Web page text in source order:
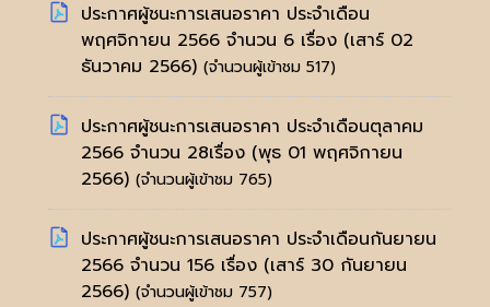
ประกาศผู้ชนะการเสนอราคา ประจำเดือน
พฤศจิกายน 2566 จำนวน 6 เรื่อง (เสาร์ 02
ธันวาคม 2566) (จำนวนผู้เข้าชม 517)
ประกาศผู้ชนะการเสนอราคา ประจำเดือนตุลาคม
2566 จำนวน 28เรื่อง (พุธ 01 พฤศจิกายน
2566) (จำนวนผู้เข้าชม 765)
ประกาศผู้ชนะการเสนอราคา ประจำเดือนกันยายน
2566 จำนวน 156 เรื่อง (เสาร์ 30 กันยายน
2566) (จำนวนผู้เข้าชม 757)